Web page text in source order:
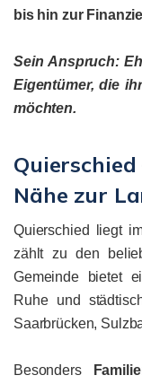
bis hin zur
Sein Anspruch:
Eigentümer, die
möchten.
Nähe zur
Quierschied liegt
zählt zu den
Gemeinde bietet
Ruhe und
Saarbrücken,
Besonders